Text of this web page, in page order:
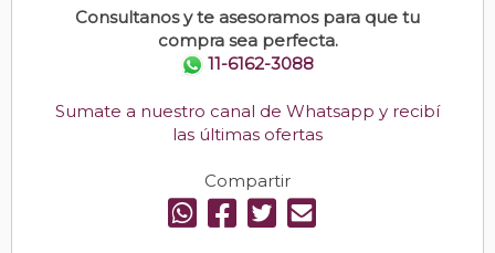
Consultanos y te asesoramos para que tu
compra sea perfecta.
11-6162-3088
Sumate a nuestro canal de Whatsapp y recibí
las últimas ofertas
Compartir